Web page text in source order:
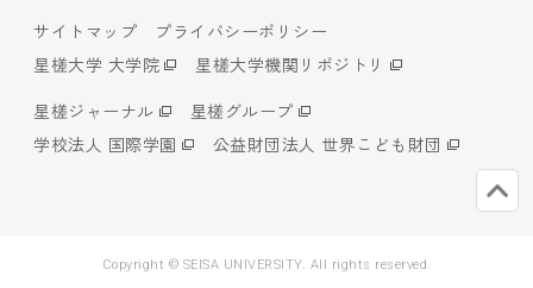
サイトマップ
プライバシーポリシー
星槎大学 大学院
星槎大学機関リポジトリ
星槎ジャーナル
星槎グループ
学校法人 国際学園
公益財団法人 世界こども財団
Copyright © SEISA UNIVERSITY. All rights reserved.